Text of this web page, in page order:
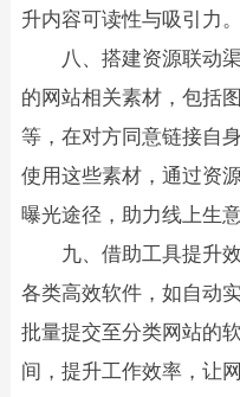
升内容可读性与吸引力。​
八、搭建资源联动渠
的网站相关素材，包括
等，在对方同意链接自
使用这些素材，通过资
曝光途径，助力线上生意
九、借助工具提升效
各类高效软件，如自动
批量提交至分类网站的
间，提升工作效率，让